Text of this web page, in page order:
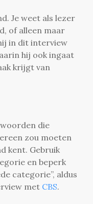
Je weet als lezer
of alleen maar
in dit interview
hij ook ingaat
krijgt van
die
zou moeten
kent. Gebruik
en beperk
categorie”, aldus
met CBS.